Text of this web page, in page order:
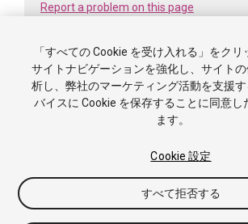
Report a problem on this page
from 6000.0.65f1 (f34bf41fecc5). Built on: 2025-
Answers ナレッジベー
「すべての Cookie を受け入れる」をクリ
サイトナビゲーションを強化し、サイト
析し、弊社のマーケティング活動を支援
バイスに Cookie を保存することに同意し
ます。
Cookie 設定
すべて拒否する